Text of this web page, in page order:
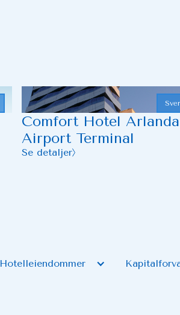
Hotelleiendommer
Comfort Hotel Arlanda
Airport Terminal
Se detaljer